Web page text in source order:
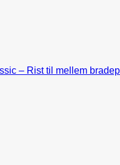
– Rist til mellem